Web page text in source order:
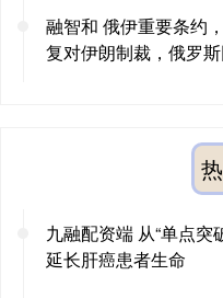
融智和 俄伊重要条约
复对伊朗制裁，俄罗
九融配资端 从“单点突
延长肝癌患者生命